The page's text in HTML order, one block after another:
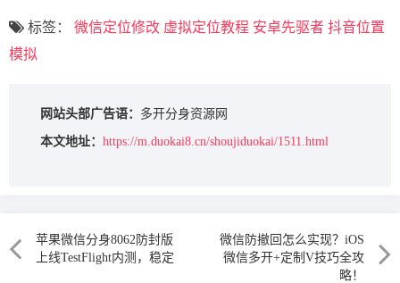
标签： 微信定位修改 虚拟定位教程 安卓先驱者 抖音位置
模拟
网站头部广告语： 多开分身资源网
本文地址： https://m.duokai8.cn/shoujiduokai/1511.html
苹果微信分身8062防封版
上线TestFlight内测，稳定
微信防撤回怎么实现？iOS
微信多开+定制V技巧全攻
略！